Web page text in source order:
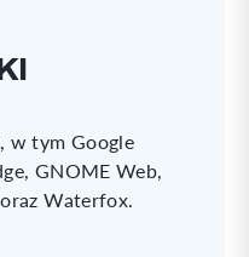
w tym Google
GNOME Web,
Waterfox.